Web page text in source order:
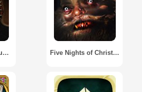
Seven Nights At Buddy's 3D Five Nights of Christmas